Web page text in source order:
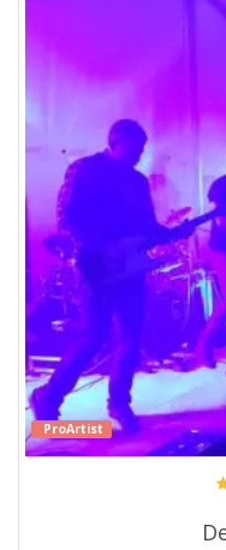
ProArtist